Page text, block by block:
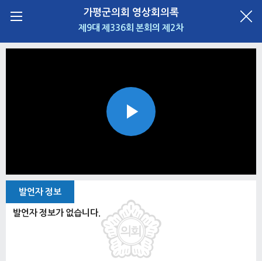
가평군의회 영상회의록
제9대 제336회 본회의 제2차
Play
발언자 정보
발언자 정보가 없습니다.